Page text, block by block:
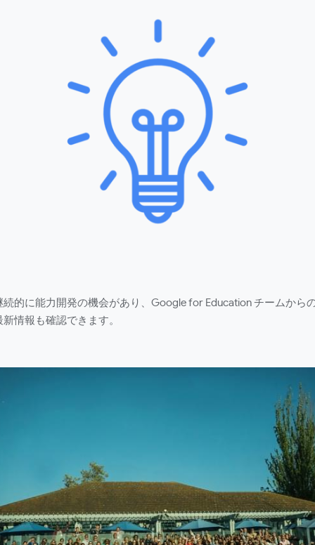
続的に能力開発の機会があり、Google for Education チームから
新情報も確認できます。